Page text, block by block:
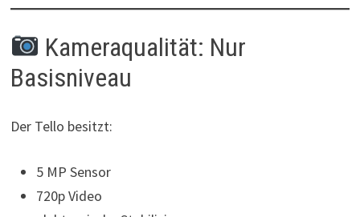
Kameraqualität: Nur
Basisniveau
Der Tello besitzt:
5 MP Sensor
720p Video